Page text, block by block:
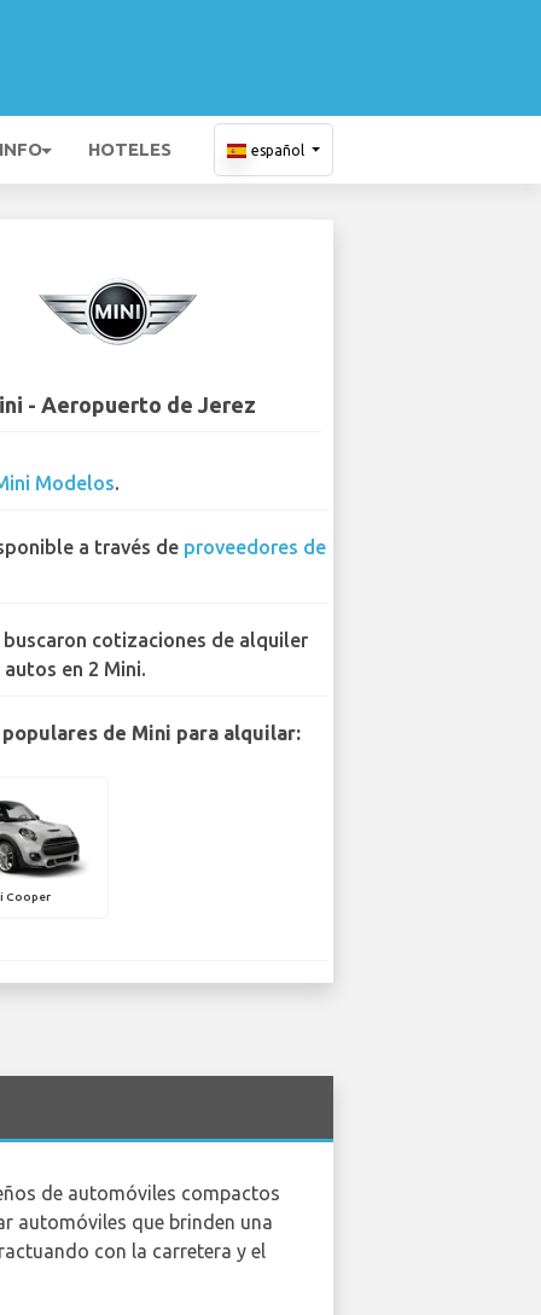
HOTELES español
- Aeropuerto de Jerez
Modelos.
a través de proveedores de
buscaron cotizaciones de alquiler
autos en 2 Mini.
de Mini para alquilar:
Cooper
de automóviles compactos
automóviles que brinden una
con la carretera y el